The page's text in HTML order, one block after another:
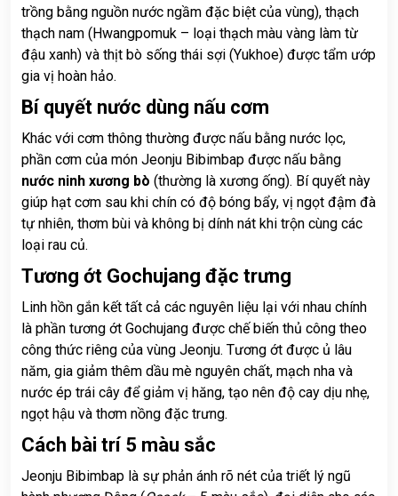
trồng bằng nguồn nước ngầm đặc biệt của vùng), thạch
thạch nam (Hwangpomuk – loại thạch màu vàng làm từ
đậu xanh) và thịt bò sống thái sợi (Yukhoe) được tẩm ướp
gia vị hoàn hảo.
Bí quyết nước dùng nấu cơm
Khác với cơm thông thường được nấu bằng nước lọc,
phần cơm của món Jeonju Bibimbap được nấu bằng
nước ninh xương bò (thường là xương ống). Bí quyết này
giúp hạt cơm sau khi chín có độ bóng bẩy, vị ngọt đậm đà
tự nhiên, thơm bùi và không bị dính nát khi trộn cùng các
loại rau củ.
Tương ớt Gochujang đặc trưng
Linh hồn gắn kết tất cả các nguyên liệu lại với nhau chính
là phần tương ớt Gochujang được chế biến thủ công theo
công thức riêng của vùng Jeonju. Tương ớt được ủ lâu
năm, gia giảm thêm dầu mè nguyên chất, mạch nha và
nước ép trái cây để giảm vị hăng, tạo nên độ cay dịu nhẹ,
ngọt hậu và thơm nồng đặc trưng.
Cách bài trí 5 màu sắc
Jeonju Bibimbap là sự phản ánh rõ nét của triết lý ngũ